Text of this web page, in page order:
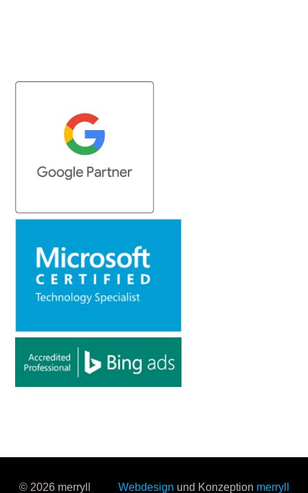
© 2026 merryll Webdesign und Konzeption merryll